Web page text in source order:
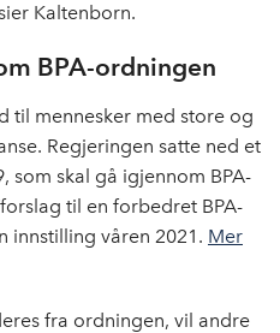
Kaltenborn.
BPA-ordningen
til mennesker med store og
Regjeringen satte ned et
som skal gå igjennom BPA-
til en forbedret BPA-
innstilling våren 2021. Mer
fra ordningen, vil andre